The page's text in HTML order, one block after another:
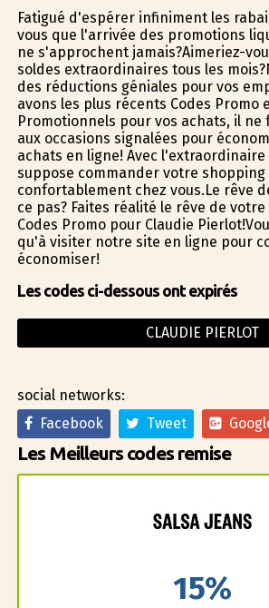
Fatigué d'espérer infiniment les
vous que l'arrivée des promotions
ne s'approchent jamais?Aimeriez-
soldes extraordinaires tous les
des réductions géniales pour vos
avons les plus récents Codes Promo
Promotionnels pour vos achats, il
aux occasions signalées pour
achats en ligne! Avec
suppose commander votre shopping
confortablement chez vous.Le rêve
ce pas? Faites réalité le rêve de votre
Codes Promo pour Claudie
qu'à visiter notre site en ligne pour
économiser!
Les codes ci-dessous ont expirés
CLAUDIE PIERLOT
social networks:
Facebook
Tweet
Les Meilleurs codes remise
15%